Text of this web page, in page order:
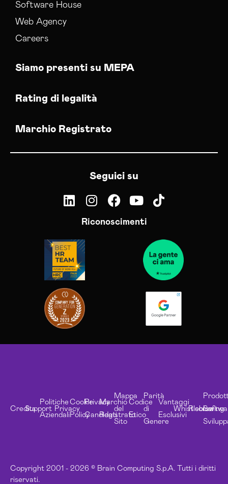
Software House
Web Agency
Careers
Siamo presenti su MEPA
Rating di legalità
Marchio Registrato
Seguici su
Riconoscimenti
Copyright 2001 - 2026 © Brain Computing S.p.A. Tutti i diritti
riservati.
CreditsSupport
Politiche
Aziendali
Privacy
Cookie
Policy
Privacy
Candidati
Marchio
Registrato
Mappa
del
Sito
Codice
Etico
Parità
di
Genere
Vantaggi
Esclusivi
Whistleblowing
Risorse